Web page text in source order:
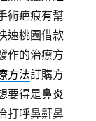
術疤痕有幫
速桃園借款
作的治療方
方法訂購方
要得是鼻炎
打呼鼻鼾鼻